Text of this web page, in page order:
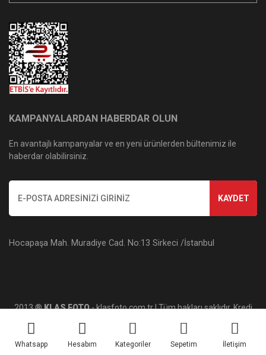
Whatsapp Hesabım Kategoriler Sepetim İletişim
KAMPANYALARDAN HABERDAR OLUN
En avantajlı kampanyalar ve en yeni ürünlerden bültenimiz ile
haberdar olabilirsiniz.
KAYDET
Hocapaşa Mah. Muradiye Cad. No:13 Sirkeci /İstanbul
2013 ®KLAS FOTO- klasfoto.com.tr | Tüm hakları saklıdır. Kredi